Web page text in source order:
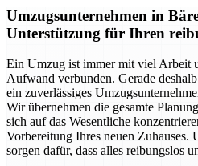
Umzugsunternehmen in
Unterstützung für Ihren
Ein Umzug ist immer mit viel Arbeit
Aufwand verbunden. Gerade
ein zuverlässiges
Wir übernehmen die gesamte
sich auf das Wesentliche
Vorbereitung Ihres neuen Zuhauses.
sorgen dafür, dass alles reibungslos